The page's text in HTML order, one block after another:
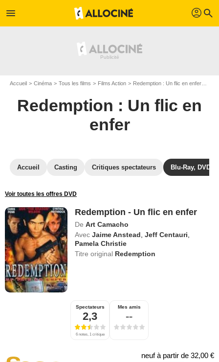
menu profil search
Accueil Cinéma Tous les films Films Action Redemption : Un flic en enfer
Redemption : Un flic en
enfer
Accueil Casting Critiques spectateurs Blu-Ray, DVD
Voir toutes les offres DVD
Redemption - Un flic en enfer
De Art Camacho
Avec Jaime Anstead ,Jeff Centauri
Pamela Christie
Titre original Redemption
Spectateurs
2,3
6 notes, 1 critique
Mes amis
--
neuf à partir de 32,00 €